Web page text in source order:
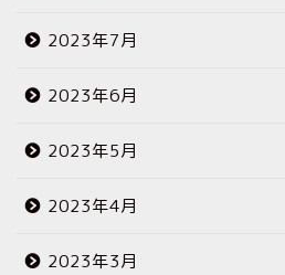
2023年7月
2023年6月
2023年5月
2023年4月
2023年3月